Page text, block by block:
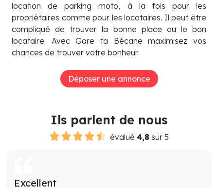
location de parking moto, à la fois pour les
propriétaires comme pour les locataires. Il peut être
compliqué de trouver la bonne place ou le bon
locataire. Avec Gare ta Bécane maximisez vos
chances de trouver votre bonheur.
Déposer une annonce
Ils parlent de nous
évalué 4,8 sur 5
Excellent